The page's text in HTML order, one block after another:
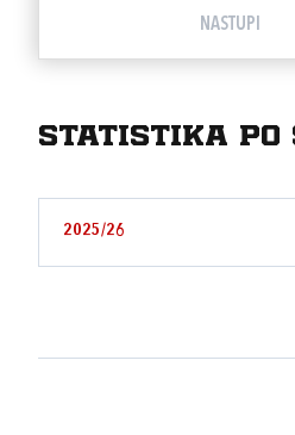
NASTUPI
Statistika po
2025/26